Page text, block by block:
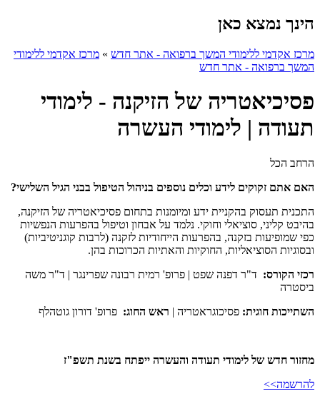
הינך נמצא כאן
מרכז אקדמי ללימודי המשך ברפואה - אתר חדש » מרכז אקדמי ללימודי
המשך ברפואה - אתר חדש
פסיכיאטריה של הזיקנה - לימודי
תעודה | לימודי העשרה
הרחב הכל
האם אתם זקוקים לידע וכלים נוספים בניהול הטיפול בבני הגיל השלישי?
התכנית תעסוק בהקניית ידע ומיומנות בתחום פסיכיאטריה של הזיקנה,
בהיבט קליני, סוציאלי וחוקי. נלמד על אבחון וטיפול בהפרעות הנפשיות
כפי שמופיעות בזקנה, בהפרעות הייחודיות לזקנה (לרבות קוגניטיביות)
ובסוגיות הסוציאליות, החוקיות והאתיות הכרוכות בהן.
רכזי הקורס: ד"ר דפנה שפט | פרופ' רמית רבונה שפרינגר | ד"ר משה
ביסטרה
השתייכות חוגית: פסיכוגראטריה | ראש החוג: פרופ' דורון גוטהלף
מחזור חדש של לימודי תעודה והעשרה ייפתח בשנת תשפ"ז
להרשמה>>